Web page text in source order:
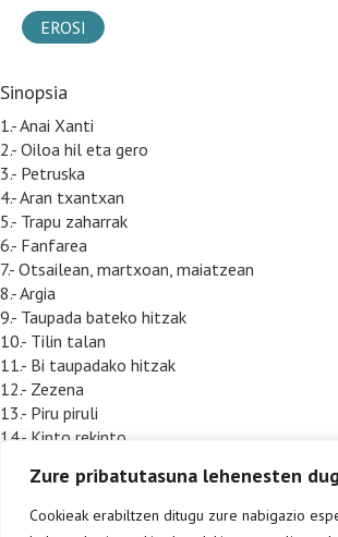
Zure pribatutasuna lehenesten
Cookieak erabiltzen ditugu zure nabigazio
EROSI
Sinopsia
1.- Anai Xanti
2.- Oiloa hil eta gero
3.- Petruska
4.- Aran txantxan
5.- Trapu zaharrak
6.- Fanfarea
7.- Otsailean, martxoan, maiatzean
8.- Argia
9.- Taupada bateko hitzak
10.- Tilin talan
11.- Bi taupadako hitzak
12.- Zezena
13.- Piru piruli
14.- Kinto rekinto
16.- Herriko festak
17.- Hiru taupadako hitzak